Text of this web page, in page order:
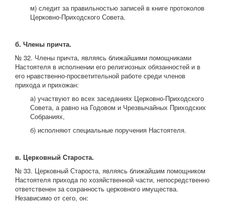
м) следит за правильностью записей в книге протоколов
Церковно-Приходского Совета.
б. Члены причта.
№ 32. Члены причта, являясь ближайшими помощниками
Настоятеля в исполнении его религиозных обязанностей и в
его нравственно-просветительной работе среди членов
прихода и прихожан:
а) участвуют во всех заседаниях Церковно-Приходского
Совета, а равно на Годовом и Чрезвычайных Приходских
Собраниях,
б) исполняют специальные поручения Настоятеля.
в. Церковный Староста.
№ 33. Церковный Староста, являясь ближайшим помощником
Настоятеля прихода по хозяйственной части, непосредственно
ответственен за сохранность церковного имущества.
Независимо от сего, он: